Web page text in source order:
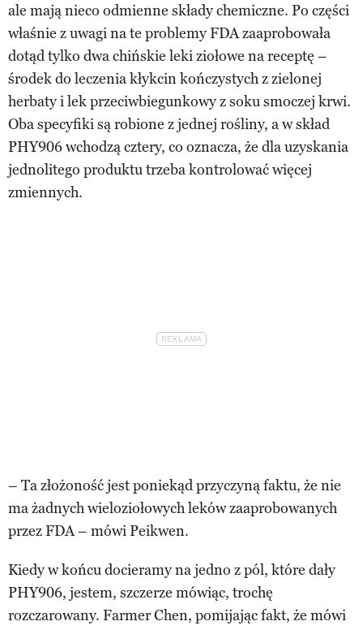
ale mają nieco odmienne składy chemiczne. Po części
właśnie z uwagi na te problemy FDA zaaprobowała
dotąd tylko dwa chińskie leki ziołowe na receptę –
środek do leczenia kłykcin kończystych z zielonej
herbaty i lek przeciwbiegunkowy z soku smoczej krwi.
Oba specyfiki są robione z jednej rośliny, a w skład
PHY906 wchodzą cztery, co oznacza, że dla uzyskania
jednolitego produktu trzeba kontrolować więcej
zmiennych.
– Ta złożoność jest poniekąd przyczyną faktu, że nie
ma żadnych wieloziołowych leków zaaprobowanych
przez FDA – mówi Peikwen.
Kiedy w końcu docieramy na jedno z pól, które dały
PHY906, jestem, szczerze mówiąc, trochę
rozczarowany. Farmer Chen, pomijając fakt, że mówi